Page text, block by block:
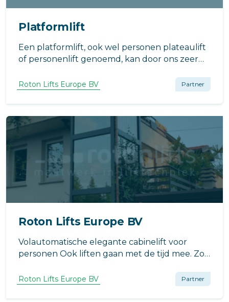
Platformlift
Een platformlift, ook wel personen plateaulift
of personenlift genoemd, kan door ons zeer
maatwerk gaat.
Roton Lifts Europe BV Partner
Roton Lifts Europe BV
Volautomatische elegante cabinelift voor
personen Ook liften gaan met de tijd mee. Zo
Angeles mogen toevoegen.
Roton Lifts Europe BV Partner